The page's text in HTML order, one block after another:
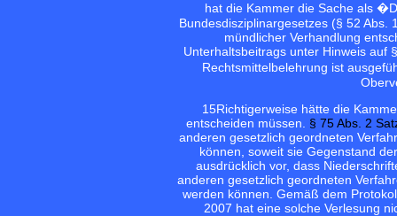
hat die Kammer die Sache als
Bundesdisziplinargesetzes (§ 52
mündlicher Verhandlung
Unterhaltsbeitrags unter Hinweis auf
Rechtsmittelbelehrung ist
15Richtigerweise hätte die
entscheiden müssen. § 75 Abs. 2
anderen gesetzlich geordneten
können, soweit sie Gegenstand
ausdrücklich vor, dass
anderen gesetzlich geordneten
werden können. Gemäß dem
2007 hat eine solche Verlesung